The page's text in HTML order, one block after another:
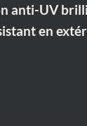
anti-UV
en